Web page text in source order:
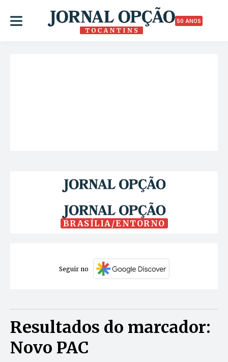
50 ANOS
BRASÍLIA/ENTORNO
Seguir no
Resultados do marcador:
Novo PAC